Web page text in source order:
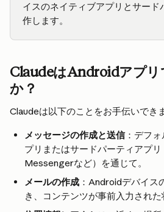
イスのネイティブアプリとサード
作します。
ClaudeはAndroidアプリ
か？
Claudeは以下のことをお手伝いでき
メッセージの作成と送信：デフ
プリまたはサードパーティアプリ
Messengerなど）を通じて。
メールの作成 ：Androidデバイス
き、コンテンツが事前入力された